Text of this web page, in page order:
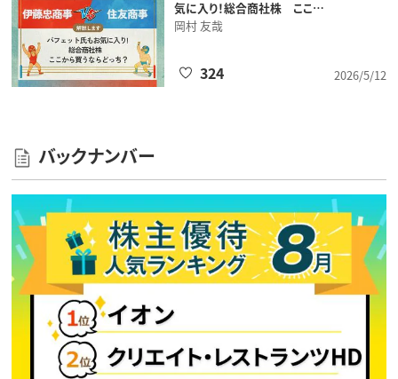
気に入り！総合商社株 ここ…
岡村 友哉
2026/5/12
324
バックナンバー